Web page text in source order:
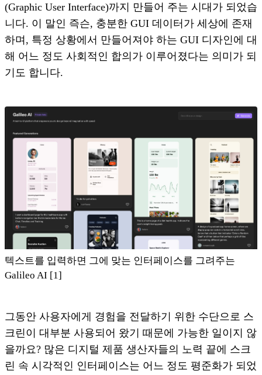
(Graphic User Interface)까지 만들어 주는 시대가 되었습
니다. 이 말인 즉슨, 충분한 GUI 데이터가 세상에 존재
하며, 특정 상황에서 만들어져야 하는 GUI 디자인에 대
해 어느 정도 사회적인 합의가 이루어졌다는 의미가 되
기도 합니다.
텍스트를 입력하면 그에 맞는 인터페이스를 그려주는
Galileo AI [1]
그동안 사용자에게 경험을 전달하기 위한 수단으로 스
크린이 대부분 사용되어 왔기 때문에 가능한 일이지 않
을까요? 많은 디지털 제품 생산자들의 노력 끝에 스크
린 속 시각적인 인터페이스는 어느 정도 평준화가 되었